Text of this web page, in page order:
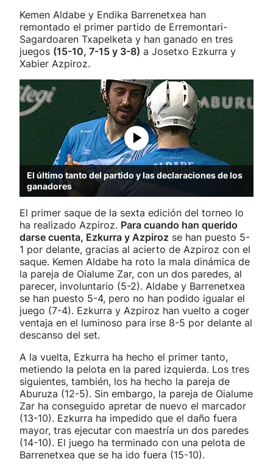
Kemen Aldabe y Endika Barrenetxea han
remontado el primer partido de Erremontari-
Sagardoaren Txapelketa y han ganado en tres
juegos (15-10, 7-15 y 3-8) a Josetxo Ezkurra y
Xabier Azpiroz.
El último tanto del partido y las declaraciones de los
ganadores
El primer saque de la sexta edición del torneo lo
ha realizado Azpiroz. Para cuando han querido
darse cuenta, Ezkurra y Azpiroz se han puesto 5-
1 por delante, gracias al acierto de Azpiroz con el
saque. Kemen Aldabe ha roto la mala dinámica de
la pareja de Oialume Zar, con un dos paredes, al
parecer, involuntario (5-2). Aldabe y Barrenetxea
se han puesto 5-4, pero no han podido igualar el
juego (7-4). Ezkurra y Azpiroz han vuelto a coger
ventaja en el luminoso para irse 8-5 por delante al
descanso del set.
A la vuelta, Ezkurra ha hecho el primer tanto,
metiendo la pelota en la pared izquierda. Los tres
siguientes, también, los ha hecho la pareja de
Aburuza (12-5). Sin embargo, la pareja de Oialume
Zar ha conseguido apretar de nuevo el marcador
(13-10). Ezkurra ha impedido que el daño fuera
mayor, tras ejecutar con maestría un dos paredes
(14-10). El juego ha terminado con una pelota de
Barrenetxea que se ha ido fuera (15-10).